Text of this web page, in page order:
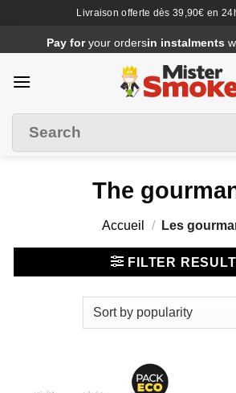
Livraison offerte dès 39,90€ en
au
contenu
Pay foryour ordersin instalments
The
Accueil / Les
FILTER